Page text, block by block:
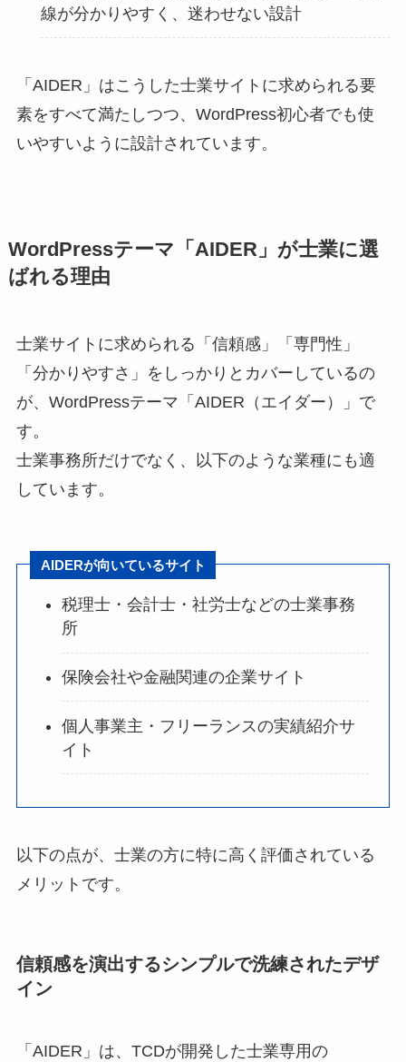
線が分かりやすく、迷わせない設計
「AIDER」はこうした士業サイトに求められる要
素をすべて満たしつつ、WordPress初心者でも使
いやすいように設計されています。
WordPressテーマ「AIDER」が士業に選
ばれる理由
士業サイトに求められる「信頼感」「専門性」
「分かりやすさ」をしっかりとカバーしているの
が、WordPressテーマ「AIDER（エイダー）」で
す。
士業事務所だけでなく、以下のような業種にも適
しています。
AIDERが向いているサイト
税理士・会計士・社労士などの士業事務
所
保険会社や金融関連の企業サイト
個人事業主・フリーランスの実績紹介サ
イト
以下の点が、士業の方に特に高く評価されている
メリットです。
信頼感を演出するシンプルで洗練されたデザ
イン
「AIDER」は、TCDが開発した士業専用の